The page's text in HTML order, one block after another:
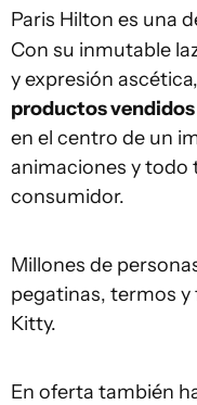
Paris Hilton es una
Con su inmutable
y expresión ascética,
productos vendidos
en el centro de un
animaciones y todo
consumidor.
Millones de
pegatinas, termos y
Kitty.
En oferta también